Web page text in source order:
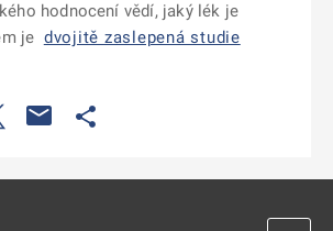
hodnocení vědí, jaký lék je
je dvojitě zaslepená studie
na nové kartě
se otevře na nové kartě
Odkaz se otevře na nové kartě